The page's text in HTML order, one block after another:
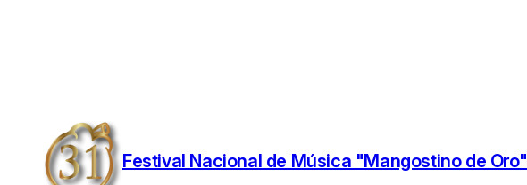
Festival Nacional de Música "Mangostino de Oro"